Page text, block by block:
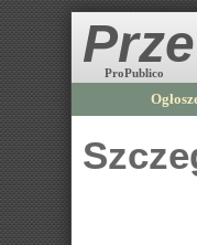
ProPublico